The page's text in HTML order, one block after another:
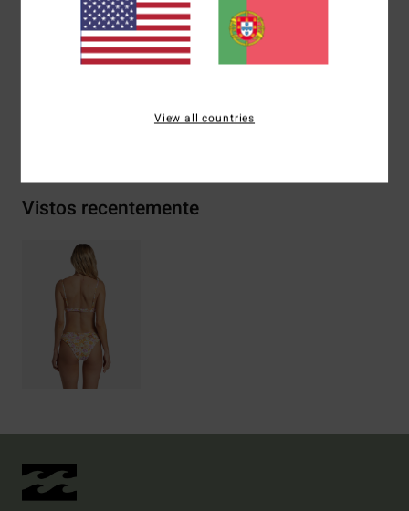
Outras características:Reversível
Materiais84% poliéster reciclado, 16% elastano
Vistos recentemente
View all countries